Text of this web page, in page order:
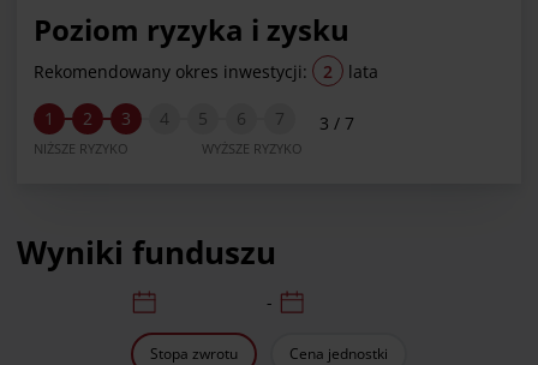
Poziom ryzyka i zysku
Rekomendowany okres inwestycji: 2 lata
1 2 3 4 5 6 7
NIŻSZE RYZYKO WYŻSZE RYZYKO
3 / 7
Wyniki funduszu
data od: - data do:
Stopa zwrotu Cena jednostki